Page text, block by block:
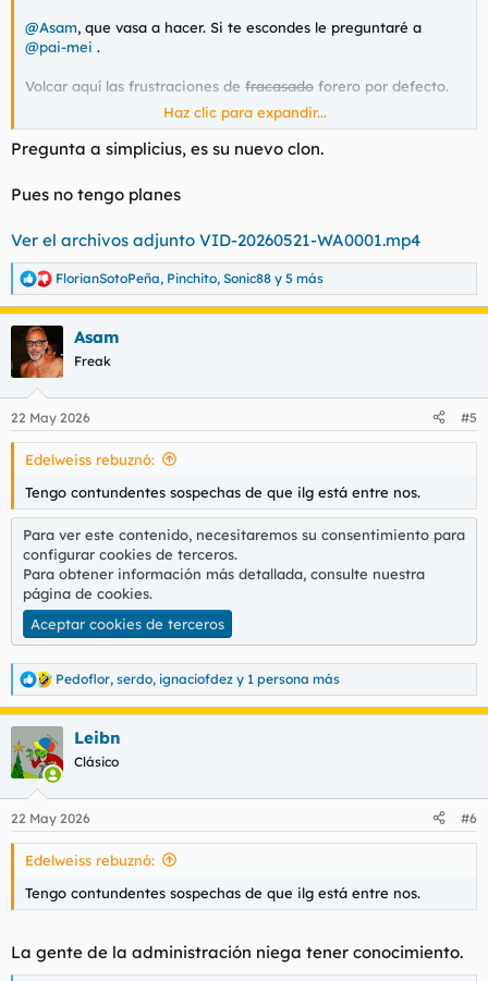
@Asam, que vasa a hacer. Si te escondes le preguntaré a
@pai-mei .
Volcar aquí las frustraciones de fracasado forero por defecto.
@Doc @VRC @THORNDIKEvolver a casa en esta noche.
Haz clic para expandir...
Pregunta a simplicius, es su nuevo clon.
Pues no tengo planes
Ver el archivos adjunto VID-20260521-WA0001.mp4
R
e
a
i
e
s
FlorianSotoPeña, Pinchito, Sonic88 y 5 más
Asam
Freak
22 May 2026 #5
Edelweiss rebuznó:
Tengo contundentes sospechas de que ilg está entre nos.
Para ver este contenido, necesitaremos su consentimiento para
configurar cookies de terceros.
Para obtener información más detallada, consulte nuestra
página de cookies.
Aceptar cookies de terceros
R
e
a
c
c
i
e
s
Pedoflor, serdo, ignaciofdez y 1 persona más
Leibn
Clásico
22 May 2026 #6
Edelweiss rebuznó:
Tengo contundentes sospechas de que ilg está entre nos.
La gente de la administración niega tener conocimiento.